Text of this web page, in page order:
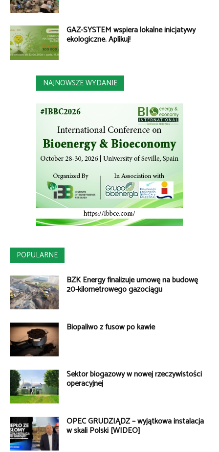
GAZ-SYSTEM wspiera lokalne inicjatywy
ekologiczne. Aplikuj!
NAJNOWSZE WYDANIE
POPULARNE
BZK Energy finalizuje umowę na budowę
20-kilometrowego gazociągu
Biopaliwo z fusów po kawie
Sektor biogazowy w nowej rzeczywistości
operacyjnej
OPEC GRUDZIĄDZ – wyjątkowa instalacja
w skali Polski [WIDEO]